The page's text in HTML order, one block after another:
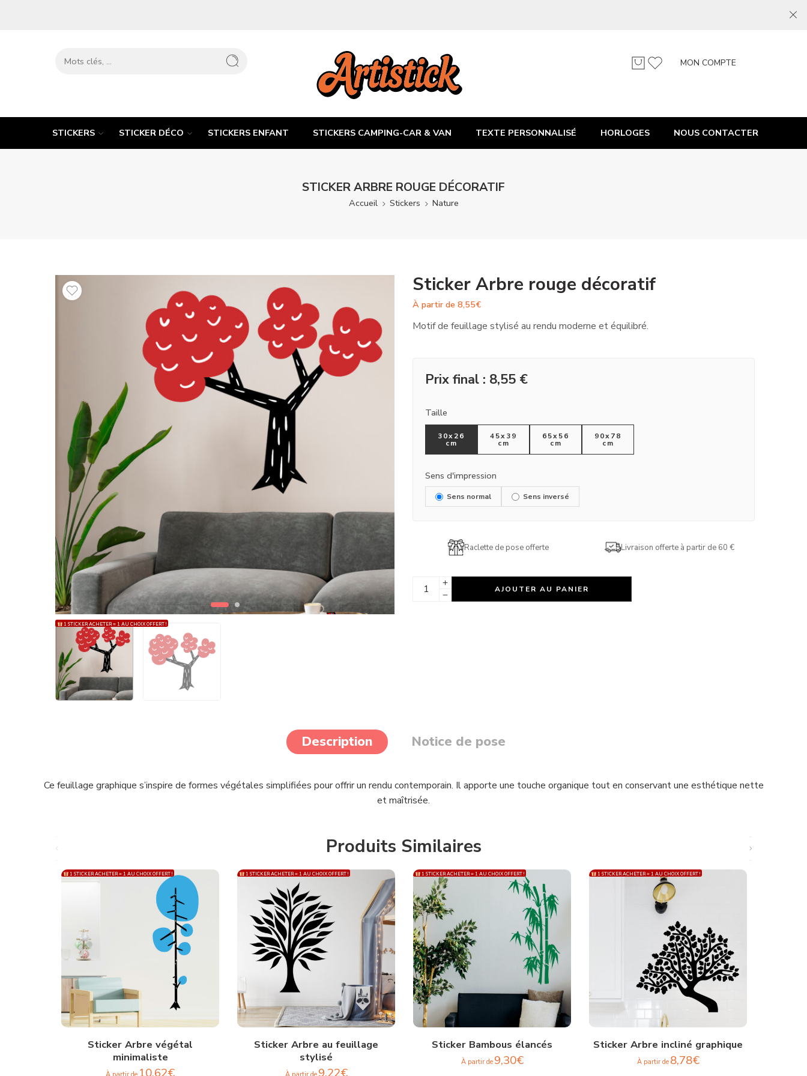
MON COMPTE
STICKERS STICKER DÉCO STICKERS ENFANT STICKERS CAMPING-CAR & VAN TEXTE PERSONNALISÉ HORLOGES NOUS CONTACTER
STICKER ARBRE ROUGE DÉCORATIF
Accueil Stickers Nature
1 STICKER ACHETER = 1 AU CHOIX OFFERT !
Sticker Arbre rouge décoratif
À partir de 8,55€
Motif de feuillage stylisé au rendu moderne et équilibré.
Prix final : 8,55 €
Taille
30x26
cm
45x39
cm
65x56
cm
90x78
cm
Sens d'impression
Sens normal Sens inversé
Raclette de pose offerte Livraison offerte à partir de 60 €
AJOUTER AU PANIER
Description Notice de pose
Ce feuillage graphique s’inspire de formes végétales simplifiées pour offrir un rendu contemporain. Il apporte une touche organique tout en conservant une esthétique nette
et maîtrisée.
Produits Similaires
1 STICKER ACHETER = 1 AU CHOIX OFFERT !
Sticker Arbre végétal
minimaliste
1 STICKER ACHETER = 1 AU CHOIX OFFERT !
Sticker Arbre au feuillage
stylisé
1 STICKER ACHETER = 1 AU CHOIX OFFERT !
Sticker Bambous élancés
À partir de 9,30€
1 STICKER ACHETER = 1 AU CHOIX OFFERT !
Sticker Arbre incliné graphique
À partir de 8,78€